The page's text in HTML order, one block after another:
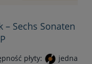
– Sechs Sonaten
płyty:
jedna